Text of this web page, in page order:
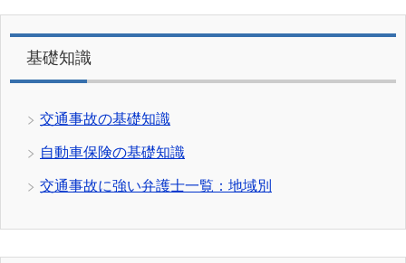
基礎知識
交通事故の基礎知識
自動車保険の基礎知識
交通事故に強い弁護士一覧：地域別